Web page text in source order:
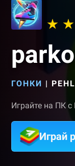
ГОНКИ |
Играйте на ПК
Играй